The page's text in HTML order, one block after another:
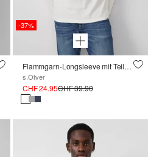
-37%
Flammgarn-Longsleeve mit Teilungsnaht und Label-Patch
s.Oliver
CHF 24.95CHF 39.90